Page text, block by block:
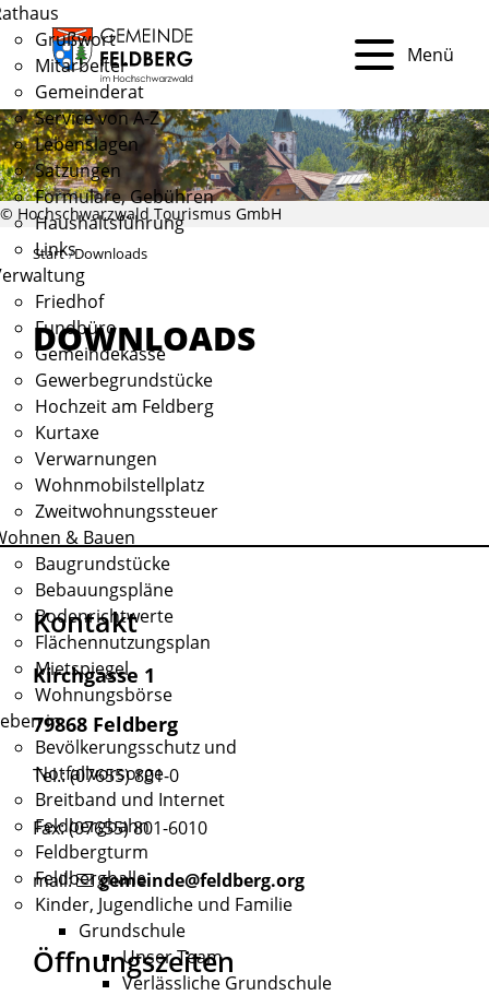
Grußwort
Mitarbeiter
Gemeinderat
Service von A-Z
Lebenslagen
Satzungen
Formulare, Gebühren
Haushaltsführung
Links
Friedhof
Fundbüro
Gemeindekasse
Gewerbegrundstücke
Hochzeit am Feldberg
Kurtaxe
Verwarnungen
Wohnmobilstellplatz
Zweitwohnungssteuer
& Bauen
Baugrundstücke
Bebauungspläne
Bodenrichtwerte
Flächennutzungsplan
Mietspiegel
Wohnungsbörse
in
Bevölkerungsschutz und
Notfallvorsorge
Breitband und Internet
Feldbergbahn
Feldbergturm
Feldberghalle
Kinder, Jugendliche und Familie
Grundschule
Unser Team
Verlässliche Grundschule
Menü
© Hochschwarzwald Tourismus GmbH
Start Downloads
DOWNLOADS
Kontakt
Kirchgasse 1
79868 Feldberg
Tel.: (07655) 801-0
Fax: (07655) 801-6010
mail: gemeinde@feldberg.org
Öffnungszeiten